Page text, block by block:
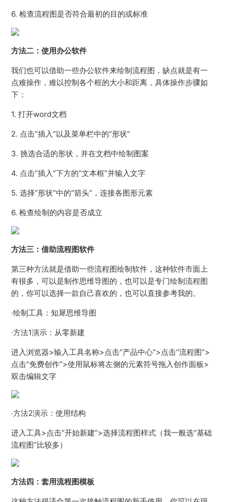
6. 检查流程图是否符合最初的目的或标准
方法二：使用办公软件
我们也可以借助一些办公软件来绘制流程图，缺点就是有一
点难操作，难以控制各个框的大小和距离，具体操作步骤如
下：
1. 打开word文档
2. 点击“插入”以及菜单栏中的“形状”
3. 挑选合适的形状，并在文档中绘制图案
4. 点击“插入”下方的“文本框”并输入文字
5. 选择“形状”中的“箭头”，连接各图形元素
6. 检查绘制的内容是否成立
方法三：借助流程图软件
第三种方法就是借助一些流程图绘制软件，这种软件市面上
有很多，可以是制作思维导图的，也可以是专门绘制流程图
的，你可以选择一款自己喜欢的，也可以直接参考我的。
·绘制工具：知犀思维导图
·方法1演示：从零新建
进入浏览器>输入工具名称>点击“产品中心”>点击“流程图”>
点击“免费创作”>使用鼠标将左侧的元素符号拖入创作面板>
双击编辑文字
·方法2演示：使用结构
进入工具>点击“开始新建”>选择流程图样式（我一般选“基础
流程图”比较多）
方法四：套用流程图模板